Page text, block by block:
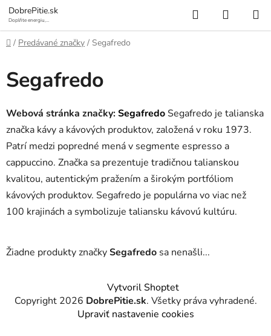
Prejsť
na
obsah
DobrePitie.sk
Doplňte energiu,
Hľadať
KOŠÍK
Domov
/ Predávané značky / Segafredo
Segafredo
Webová stránka značky:SegafredoSegafredo je talianska
značka kávy a kávových produktov, založená v roku 1973.
Patrí medzi popredné mená v segmente espresso a
cappuccino. Značka sa prezentuje tradičnou talianskou
kvalitou, autentickým pražením a širokým portfóliom
kávových produktov. Segafredo je populárna vo viac než
100 krajinách a symbolizuje taliansku kávovú kultúru.
Žiadne produkty značkySegafredo sa nenašli...
Vytvoril Shoptet
Copyright 2026 DobrePitie.sk. Všetky práva vyhradené.
Upraviť nastavenie cookies